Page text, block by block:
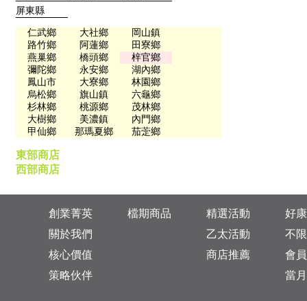
屏東縣
仁武鄉 大社鄉
岡山鎮
路竹鄉
阿蓮鄉
田寮鄉
燕巢鄉
橋頭鄉
梓官鄉
彌陀鄉
永安鄉
湖內鄉
鳳山市
大寮鄉
林園鄉
烏松鄉
旗山鎮
六龜鄉
杉林鄉
桃源鄉
茂林鄉
大樹鄉
美濃鎮
內門鄉
甲仙鄉
那瑪夏鄉 茄萣鄉
東部商店
西部商店
創業菁英
關於我們
核心價值
策略伙伴
檔期商品
精選活動
乙太活動
商店推薦
好
不
會
當